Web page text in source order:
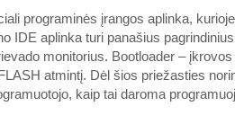
programinės įrangos aplinka,
IDE aplinka turi panašius
monitorius. Bootloader –
atmintį. Dėl šios priežasties
kaip tai daroma